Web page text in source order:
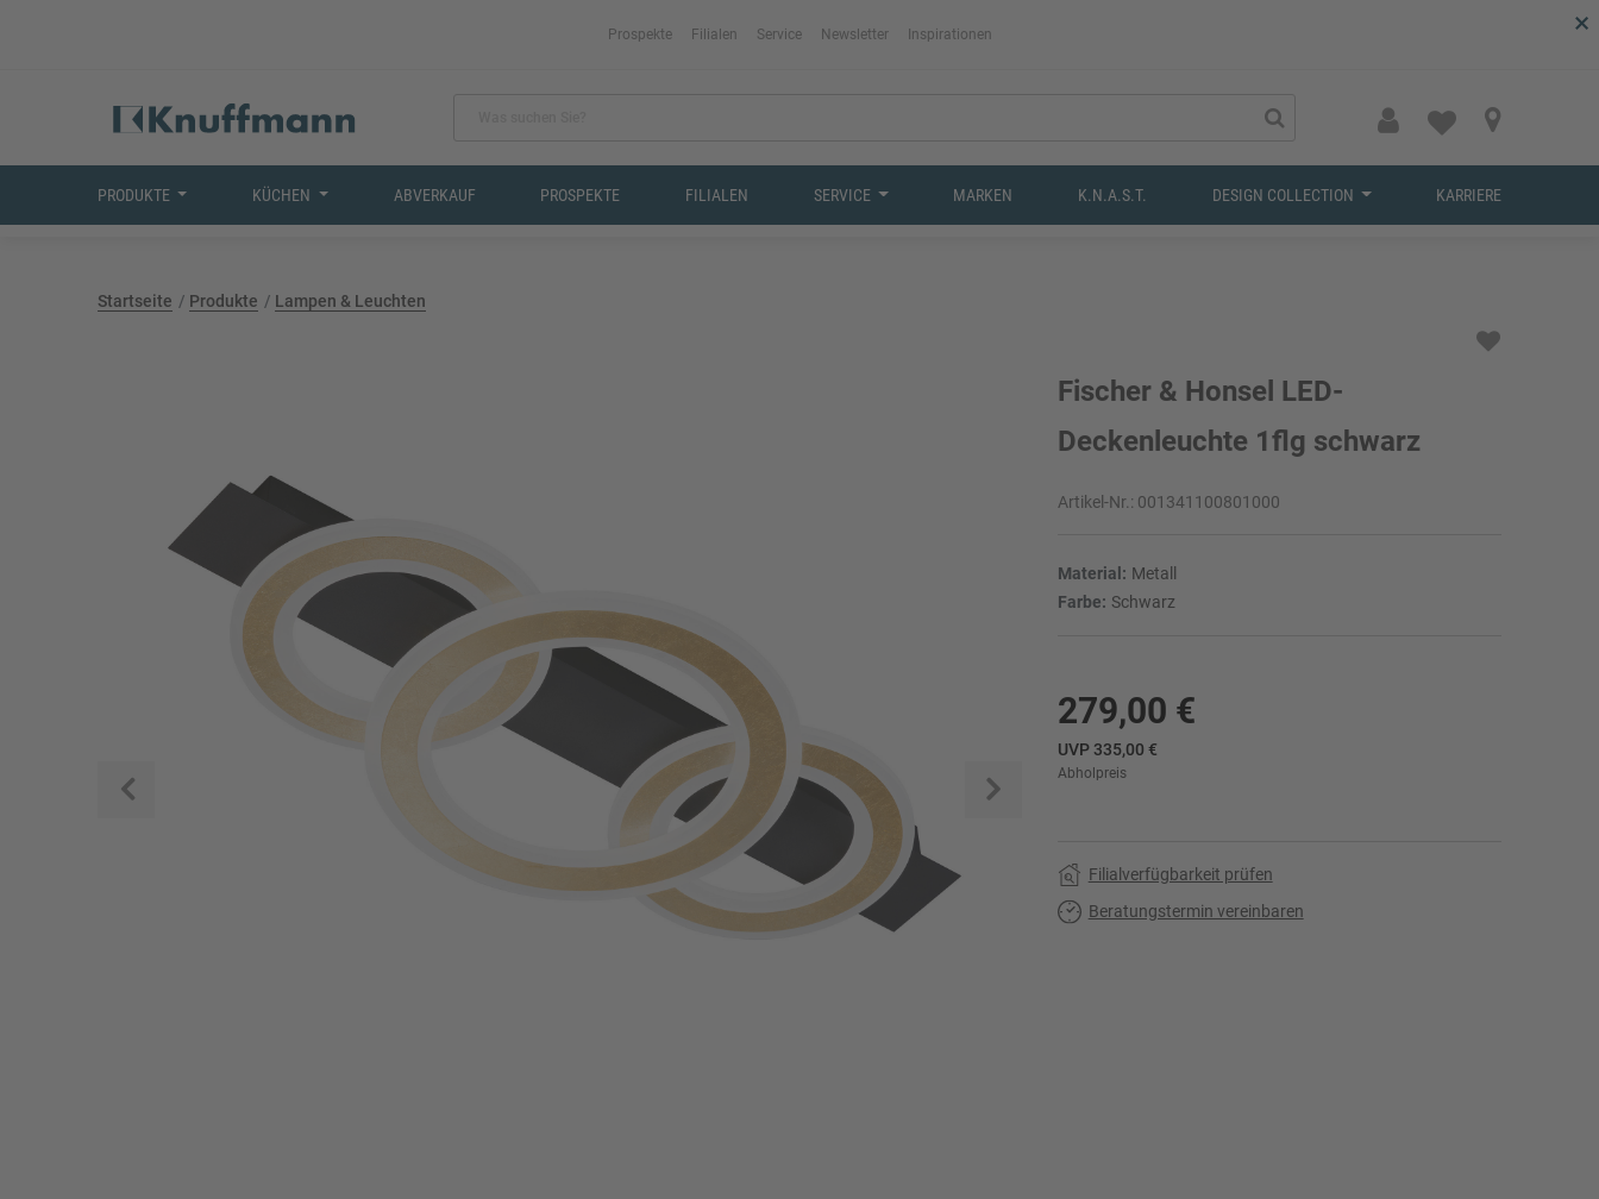
×
Prospekte Filialen Service Newsletter Inspirationen
PRODUKTE KÜCHEN ABVERKAUF PROSPEKTE FILIALEN SERVICE MARKEN K.N.A.S.T. DESIGN COLLECTION KARRIERE
Startseite Produkte Lampen & Leuchten
Zurück
Fischer & Honsel LED-
Deckenleuchte 1flg schwarz
Artikel-Nr.: 001341100801000
Material: Metall
Farbe: Schwarz
279,00 €
UVP 335,00 €
Abholpreis
Filialverfügbarkeit prüfen
Beratungstermin vereinbaren